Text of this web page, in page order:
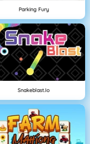
Parking Fury
Snakeblast.io